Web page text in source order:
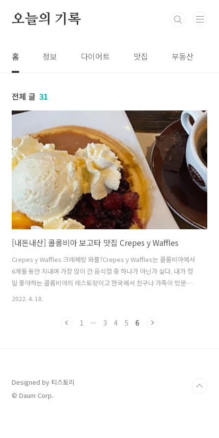
오늘의 기록
홈 정보 다이어트 맛집 부동산
전체 글 31
[내돈내산] 콜롬비아 보고타 맛집 Crepes y Waffles
Crepes y Waffles 크레페랑 와플?Crepes y Waffles는 콜롬비아에서
6개월 동안 지내며 가장 많이 간 음식점 중 하나가 아닌가 싶다. 내가 정
말 좋아하는 콜롬비아의 레스토랑이고 한국에서 친구나 가족이 방문한
다면 꼭 추천해주고 싶은 곳이다. 식사로, 디저트로 먹을 수 있는 크레페
루텐 프리까지 나의 식단에 맞게 옵션을 선택하여 조리된 음식을 먹을 수
2022. 4. 18.
1 ··· 3 4 5 6
Designed by 티스토리
© Daum Corp.